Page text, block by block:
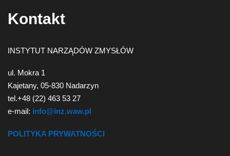
Kontakt
INSTYTUT NARZĄDÓW ZMYSŁÓW
ul. Mokra 1
Kajetany, 05-830 Nadarzyn
tel.+48 (22) 463 53 27
e-mail: info@inz.waw.pl
POLITYKA PRYWATNOŚCI